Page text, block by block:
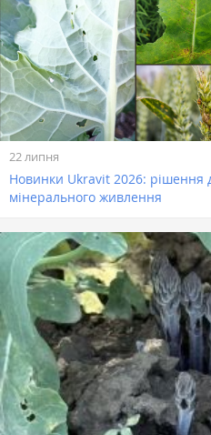
22 липня
Новинки Ukravit 2026: рішення
мінерального живлення